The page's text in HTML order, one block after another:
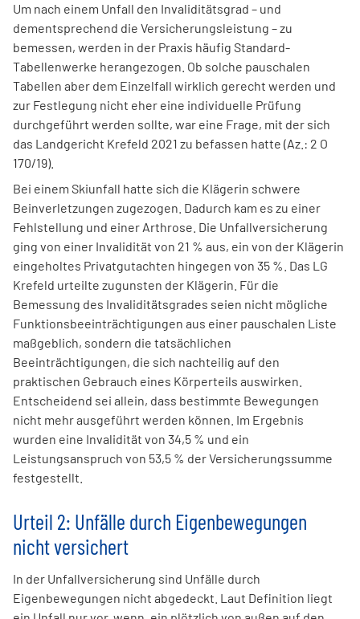
Um nach einem Unfall den Invaliditätsgrad – und
dementsprechend die Versicherungsleistung – zu
bemessen, werden in der Praxis häufig Standard-
Tabellenwerke herangezogen. Ob solche pauschalen
Tabellen aber dem Einzelfall wirklich gerecht werden und
zur Festlegung nicht eher eine individuelle Prüfung
durchgeführt werden sollte, war eine Frage, mit der sich
das Landgericht Krefeld 2021 zu befassen hatte (Az.: 2 O
170/19).
Bei einem Skiunfall hatte sich die Klägerin schwere
Beinverletzungen zugezogen. Dadurch kam es zu einer
Fehlstellung und einer Arthrose. Die Unfallversicherung
ging von einer Invalidität von 21 % aus, ein von der Klägerin
eingeholtes Privatgutachten hingegen von 35 %. Das LG
Krefeld urteilte zugunsten der Klägerin. Für die
Bemessung des Invaliditätsgrades seien nicht mögliche
Funktionsbeeinträchtigungen aus einer pauschalen Liste
maßgeblich, sondern die tatsächlichen
Beeinträchtigungen, die sich nachteilig auf den
praktischen Gebrauch eines Körperteils auswirken.
Entscheidend sei allein, dass bestimmte Bewegungen
nicht mehr ausgeführt werden können. Im Ergebnis
wurden eine Invalidität von 34,5 % und ein
Leistungsanspruch von 53,5 % der Versicherungssumme
festgestellt.
Urteil 2: Unfälle durch Eigenbewegungen
nicht versichert
In der Unfallversicherung sind Unfälle durch
Eigenbewegungen nicht abgedeckt. Laut Definition liegt